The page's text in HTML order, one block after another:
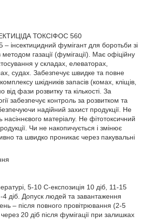
ТОКСІФОС 560
інсектицидний фумігант для боротьби зі
методом газації (фумігації). Має офіційну
у складах, елеваторах,
судах. Забезпечує швидке та повне
шкідників запасів (комах, кліщів,
від фази розвитку та кількості. За
забезпечує контроль за розвитком та
надійний захист продукції. Не
насіннєвого матеріалу. Не фітотоксичний
Чи не накопичується і змінює
та швидко проникає через пакувальні
5-10 С-експозиція 10 діб, 11-15
діб. Допуск людей та завантаження
– після повного провітрювання (2-5
20 діб після фумігації при залишках